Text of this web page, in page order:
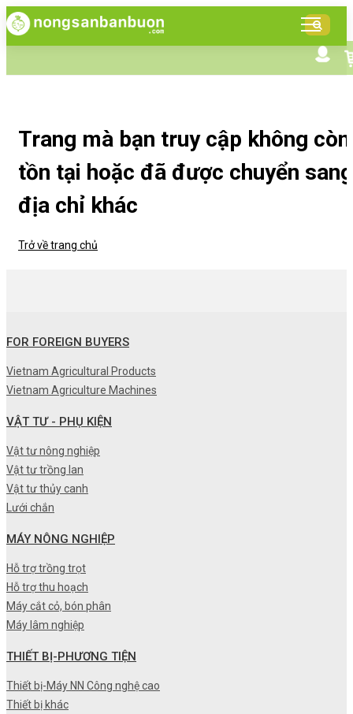
MỤC
Trang mà bạn truy cập không còn
tồn tại hoặc đã được chuyển sang
địa chỉ khác
Trở về trang chủ
FOR FOREIGN BUYERS
Vietnam Agricultural Products
Vietnam Agriculture Machines
VẬT TƯ - PHỤ KIỆN
Vật tư nông nghiệp
Vật tư trồng lan
Vật tư thủy canh
Lưới chắn
MÁY NÔNG NGHIỆP
Hỗ trợ trồng trọt
Hỗ trợ thu hoạch
Máy cắt cỏ, bón phân
Máy lâm nghiệp
THIẾT BỊ-PHƯƠNG TIỆN
Thiết bị-Máy NN Công nghệ cao
Thiết bị khác